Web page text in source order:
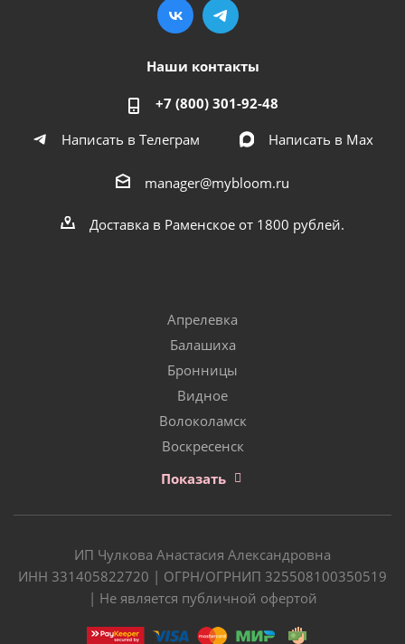
Наши контакты
+7 (800) 301-92-48
Написать в Телеграм
Написать в Мах
manager@mybloom.ru
Доставка в Раменское от 1800 рублей.
Апрелевка
Балашиха
Бронницы
Видное
Волоколамск
Воскресенск
Показать
ИП Чулкова Анастасия Александровна
ИНН 331405822720 | ОГРН/ОГРНИП 325508100350519
| Не является публичной офертой